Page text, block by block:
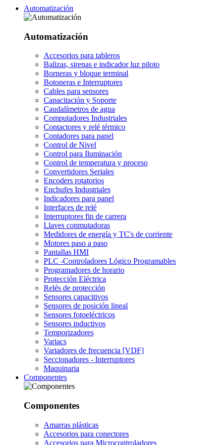
Automatización
Automatización
Accesorios para tableros
Balizas, sirenas e indicador luz piloto
Borneras y bloque terminal
Botoneras e Interruptores
Cables para sensores
Capacitación y Soporte
Caudalímetros de agua
Computadores Industriales
Contactores y relé térmico
Contadores para panel
Control de Nivel
Control para Iluminación
Control de temperatura y proceso
Convertidores Seriales
Encoders rotatorios
Enchufes Industriales
Indicadores para panel
Interfaces de relé
Interruptores fin de carrera
Llaves conmutadoras
Medidores de energía y TC's de corriente
Motores paso a paso
Pantallas HMI
PLC -Controladores Lógico Programables
Programadores de horario
Protección Eléctrica
Relés de protección
Sensores capacitivos
Sensores de posición lineal
Sensores fotoeléctricos
Sensores inductivos
Temporizadores
Variacs
Variadores de frecuencia [VDF]
Seccionadores - Interruptores
Maquinaria
Componentes
Componentes
Amarras plásticas
Accesorios para conectores
Accesorios para Microcontroladores